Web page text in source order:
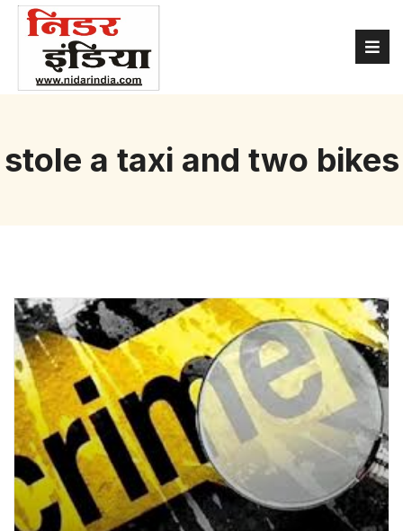
stole a taxi and two bikes